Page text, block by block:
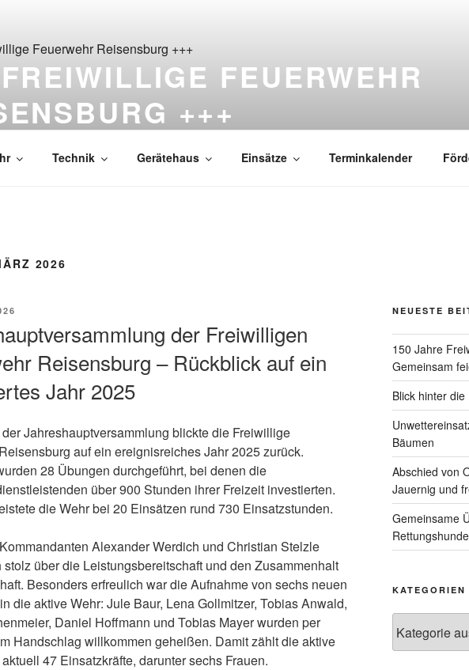
FEUERWEHR
+++
Technik Gerätehaus Einsätze Terminkalender
2026
der Freiwilligen
Reisensburg – Rückblick auf ein
Jahr 2025
Jahreshauptversammlung blickte die Freiwillige
auf ein ereignisreiches Jahr 2025 zurück.
28 Übungen durchgeführt, bei denen die
über 900 Stunden ihrer Freizeit investierten.
die Wehr bei 20 Einsätzen rund 730 Einsatzstunden.
Alexander Werdich und Christian Stelzle
über die Leistungsbereitschaft und den Zusammenhalt
Besonders erfreulich war die Aufnahme von sechs neuen
die aktive Wehr: Jule Baur, Lena Gollmitzer, Tobias Anwald,
Daniel Hoffmann und Tobias Mayer wurden per
Handschlag willkommen geheißen. Damit zählt die aktive
47 Einsatzkräfte, darunter sechs Frauen.
NEUESTE
150 Jahre
Gemeinsam
Blick hinter
Bäumen
Abschied von
Jauernig und
Gemeinsame
KATEGORIEN